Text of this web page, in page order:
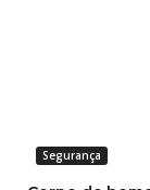
Segurança